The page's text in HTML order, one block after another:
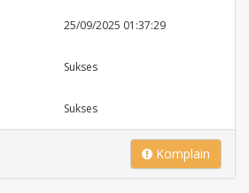
25/09/2025 01:37:29
Sukses
Sukses
Komplain